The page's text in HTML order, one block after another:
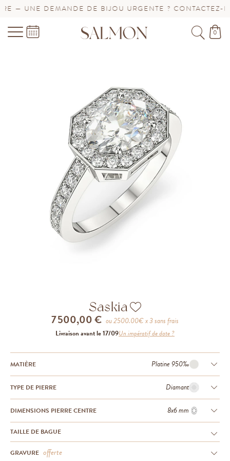
— UNE DEMANDE DE BIJOU URGENTE ? CONTACTEZ-
0
Saskia
7 500,00 € ou2500.00€ x 3 sans frais
Livraison avant le 17/09Un impératif de date ?
MATIÈRE Platine 950‰
TYPE DE PIERRE Diamant
DIMENSIONS PIERRE CENTRE 8x6 mm
TAILLE DE BAGUE
GRAVURE offerte